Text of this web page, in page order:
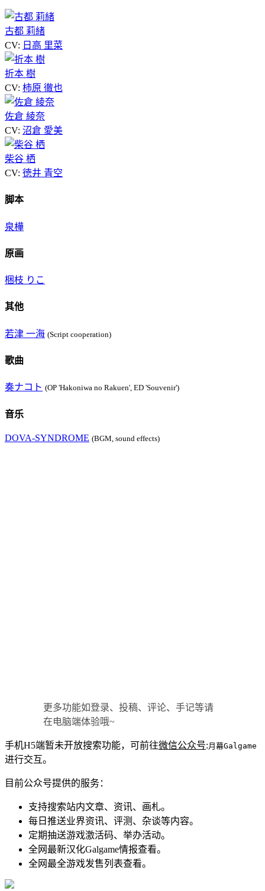
古都 莉緒
CV: 日高 里菜
折本 樹
CV: 柿原 徹也
佐倉 綾奈
CV: 沼倉 愛美
柴谷 栖
CV: 徳井 青空
脚本
泉樺
原画
梱枝 りこ
其他
若津 一海 (Script cooperation)
歌曲
奏ナコト (OP 'Hakoniwa no Rakuen', ED 'Souvenir')
音乐
DOVA-SYNDROME (BGM, sound effects)
更多功能如登录、投稿、评论、手记等请
在电脑端体验哦~
手机H5端暂未开放搜索功能，可前往微信公众号: 月幕Galgame
进行交互。
目前公众号提供的服务：
支持搜索站内文章、资讯、画札。
每日推送业界资讯、评测、杂谈等内容。
定期抽送游戏激活码、举办活动。
全网最新汉化Galgame情报查看。
全网最全游戏发售列表查看。